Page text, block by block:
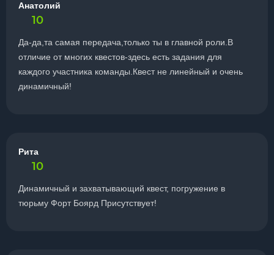
Анатолий
10
Да-да,та самая передача,только ты в главной роли.В
отличие от многих квестов-здесь есть задания для
каждого участника команды.Квест не линейный и очень
динамичный!
Рита
10
Динамичный и захватывающий квест, погружение в
тюрьму Форт Боярд Присутствует!